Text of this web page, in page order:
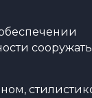
сооружать